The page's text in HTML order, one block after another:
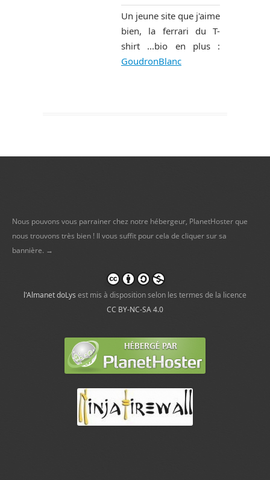
Un jeune site que j'aime
bien, la ferrari du T-
shirt ...bio en plus :
GoudronBlanc
Nous pouvons vous parrainer chez notre hébergeur, PlanetHoster que
nous trouvons très bien ! Il vous suffit pour cela de cliquer sur sa
bannière. →
l'Almanet doLys est mis à disposition selon les termes de la licence
CC BY-NC-SA 4.0